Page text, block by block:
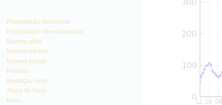
Precipitação convectiva
Precipitação não-convectiva
Nuvens altas
Nuvens médias
Nuvens baixas
Pressão
Radiação solar
Altura de Neve
Neve